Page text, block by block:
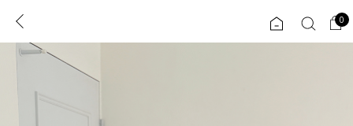
로그인 0
0